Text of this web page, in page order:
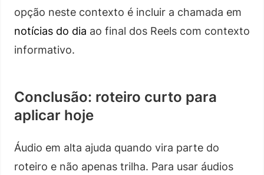
opção neste contexto é incluir a chamada em
notícias do dia ao final dos Reels com contexto
informativo.
Conclusão: roteiro curto para
aplicar hoje
Áudio em alta ajuda quando vira parte do
roteiro e não apenas trilha. Para usar áudios